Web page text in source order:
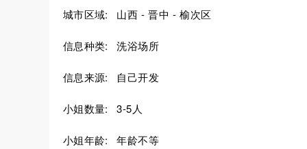
城市区域: 山西 - 晋中 - 榆次区
信息种类: 洗浴场所
信息来源: 自己开发
小姐数量: 3-5人
小姐年龄: 年龄不等